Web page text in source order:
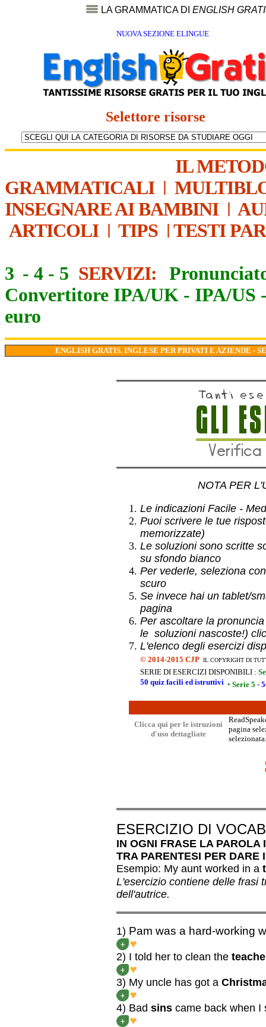
LA GRAMMATICA DI ENGLISH
NUOVA SEZIONE ELINGUE
Selettore risorse
IL
GRAMMATICALI|
INSEGNARE AI BAMBINI|
ARTICOLI| TIPS | TESTI
3 - 4 - 5 SERVIZI:
Convertitore IPA/UK - IPA/US
euro
ENGLISH GRATIS. INGLESE PER PRIVATI E AZIENDE -
NOTA PER
Le indicazioni Facile -
Puoi scrivere le tue
memorizzate)
Le soluzioni sono scritte
su sfondo bianco
Per vederle, seleziona
scuro
Se invece hai un tablet/
pagina
Per ascoltare la
le soluzioni nascoste!)
L'elenco degli esercizi
© 2014-2015 CJP IL COPYRIGHT DI
SERIE DI ESERCIZI DISPONIBILI :
50 quiz facili ed istruttivi • Serie 5 -
Clicca qui per le istruzioni
d'uso dettagliate
pagina
ESERCIZIO DI
IN OGNI FRASE LA PAROLA
TRA PARENTESI PER DARE
Esempio: My aunt worked in a
L'esercizio contiene delle frasi
dell'autrice.
1) Pam was a hard-working
+
2) I told her to clean the
+
3) My uncle has got a
+
4) Bad sins came back when
+